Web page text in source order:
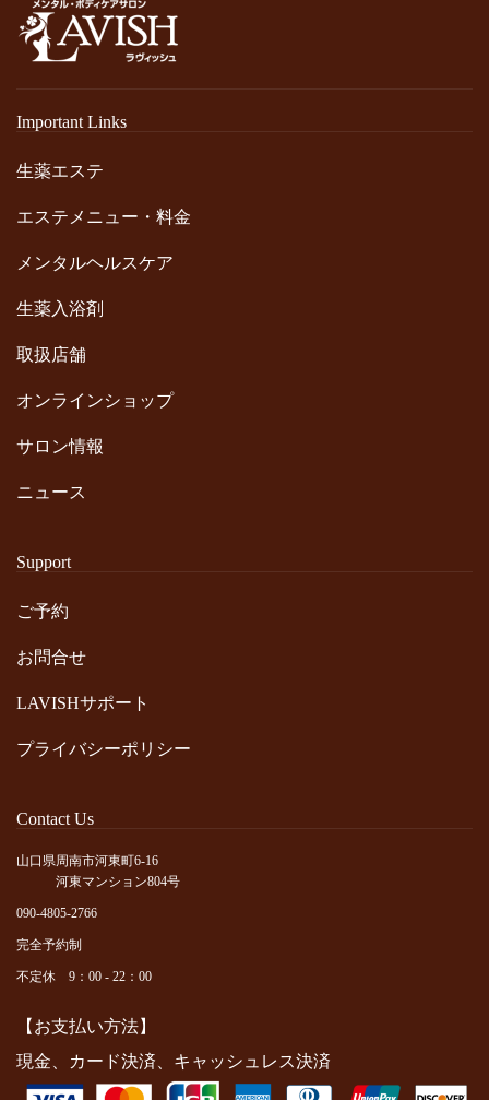
Important Links
生薬エステ
エステメニュー・料金
メンタルヘルスケア
生薬入浴剤
取扱店舗
オンラインショップ
サロン情報
ニュース
Support
ご予約
お問合せ
LAVISHサポート
プライバシーポリシー
Contact Us
山口県周南市河東町6-16
河東マンション804号
090-4805-2766
完全予約制
不定休 9：00 - 22：00
【お支払い方法】
現金、カード決済、キャッシュレス決済